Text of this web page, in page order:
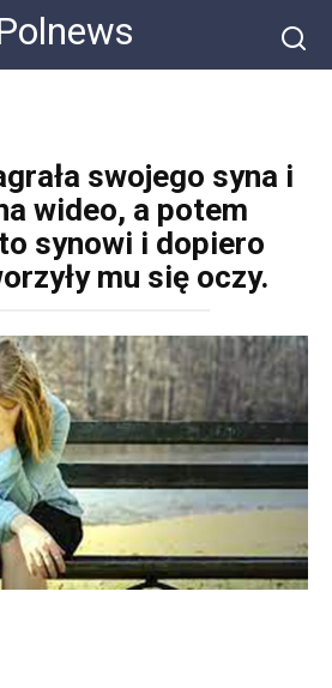
swojego syna i
wideo, a potem
synowi i dopiero
mu się oczy.